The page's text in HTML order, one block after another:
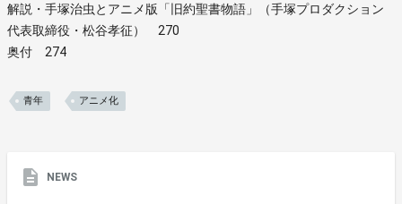
解説・手塚治虫とアニメ版「旧約聖書物語」（手塚プロダクション
代表取締役・松谷孝征） 270
奥付 274
青年 アニメ化
NEWS